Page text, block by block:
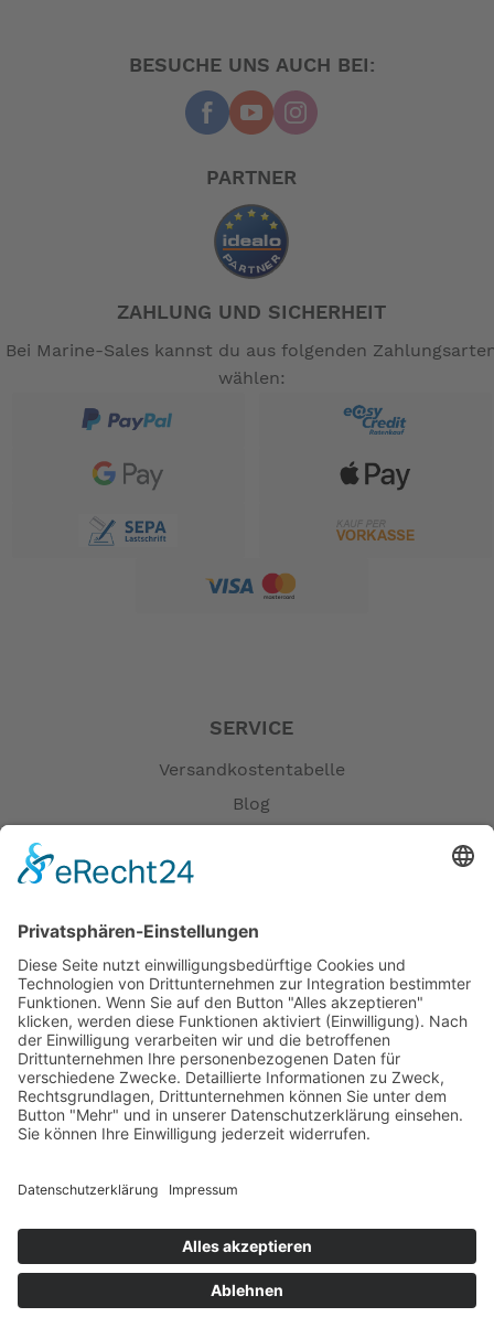
BESUCHE UNS AUCH BEI:
PARTNER
ZAHLUNG UND SICHERHEIT
Bei Marine-Sales kannst du aus folgenden
wählen:
SERVICE
Versandkostentabelle
Blog
Öffnungszeiten
Versandpartner
Verfügbarkeiten
Zahlung und Versand
Datenschutz
Fernabsatz
Widerrufsrecht MS
Kontakt
Garantiefall